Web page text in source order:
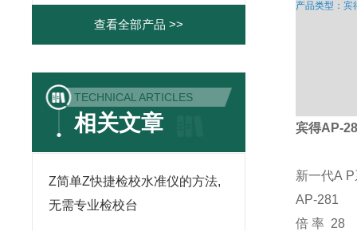
查看全部产品 >>
TECHNICAL ARTICLES
相关文章
Z简单Z快捷检校水准仪的方法,
无需专业检校台
产品类型：宾
宾得AP-
新一代A
AP-281
倍 率 28